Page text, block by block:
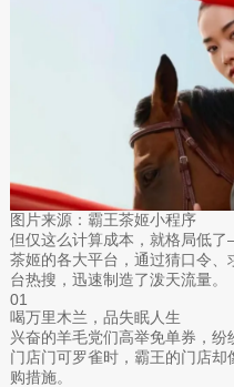
图片来源：霸王茶姬小程序
但仅这么计算成本，就格局低
茶姬的各大平台，通过猜口令
台热搜，迅速制造了泼天流量。
01
喝万里木兰，品失眠人生
兴奋的羊毛党们高举免单券，
门店门可罗雀时，霸王的门店
购措施。